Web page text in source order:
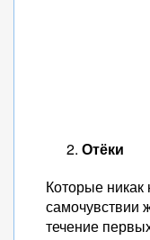
Отёки
Которые
самочувствии
течение